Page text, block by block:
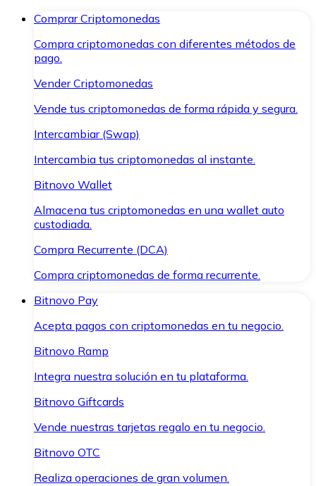
Comprar Criptomonedas
Compra criptomonedas con diferentes métodos de
pago.
Vender Criptomonedas
Vende tus criptomonedas de forma rápida y segura.
Intercambiar (Swap)
Intercambia tus criptomonedas al instante.
Bitnovo Wallet
Almacena tus criptomonedas en una wallet auto
custodiada.
Compra Recurrente (DCA)
Compra criptomonedas de forma recurrente.
Bitnovo Pay
Acepta pagos con criptomonedas en tu negocio.
Bitnovo Ramp
Integra nuestra solución en tu plataforma.
Bitnovo Giftcards
Vende nuestras tarjetas regalo en tu negocio.
Bitnovo OTC
Realiza operaciones de gran volumen.